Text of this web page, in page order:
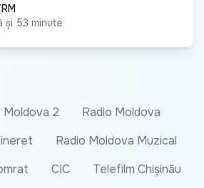
și 53 minute
Moldova 2
Radio Moldova
Radio Moldova Muzical
CIC
Telefilm Chișinău